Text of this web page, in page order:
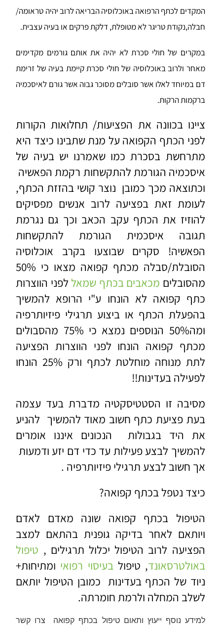
המקדים לכתף הרפואה באוכלוסיה הבריאה לרוב יהיה טראומה/
חבלה,נקודת טריגר לא מטופלת,דלקת פרקים או בעיה עצבית.
במקרים של חולי סכרת לא יהיה את אותם גורמים מקדימים
מאחר ולרוב באוכלוסיה של חולי סכרת קיימת בעיה של זרימת
דם במיוחד לאלו אשר סובלים מסוכר גבוה אשר גורם לאיסכמיה
ברקמות הרקות.
ציינו בכוונה את הפציעות/ תחלואות הקורות
לפני הכתף הקפואה על מנת שתבינו כיצד היא
מתרחשת בסכרת כמו שאמרנו יש בעיה של
איסכמיה הגורמת להתקשחות רקמת הפאשיה
וכתוצאה מכך כמובן נוצר קושי בהזזת הכתף,
לעומת זאת בפציעה לרוב אנשים מפסיקים
להוזיז את הכתף עקב הכאב וכך גם נגרמת
תגובה איסכמית הגורמת להתקשחות
הפאשיה! סקרים שבוצעו בקרב אוכלוסיה
הסובלת/סבלה מכתף קפואה מצאו כי 50%
מהסובלים מכאבים בכתף שמאל לפני הווצרות
כתף קפואה לא הונחו ע"י הרופא להמשיך
בהפעלת הכתף או ביצוע תרגילי פיזיותרפיה
ומה50% הנוספים נמצא כי 75% מהסבולים
מכתף קפואה הונחו לפני הווצרות הפציעה
לתת מנוחה מוחלטת לכתף ורק 25% הונחו
לפעילה בעדינות!!
מסיבה זו הסטטיסקטיה מדברת בעד עצמה
בעת פציעת כתף חשוב מאוד להמשיך להניע
את היד בגבולות הנכונים איננו אומרים
להמשיך לבצע פעילות עד כדי דם יזע ודמעות
אך חשוב לבצע תרגילי פיזיותרפיה .
כיצד נטפל בכתף קפואה?
הטיפול בכתף קפואה שונה מאדם לאדם
ויותאם לאחר בדיקה גופנית בהתאם למצב
הפציעה לרוב הטיפול יכלול תרגילים , טיפול
באולטרסאונד, טיפולבעיסוי רפואי ומתיחות+
ניוד של הכתף בעדינות כמובן הטיפול יותאם
לשלב המחלה ולרמת חומרתה.
למידע נוסף ייעוץ ותאום טיפול בכתף קפואה צרו קשר